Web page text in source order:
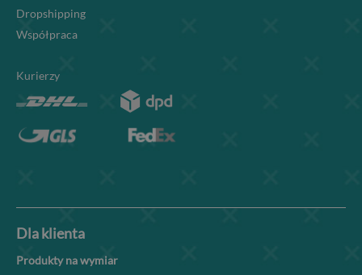
Dropshipping
Współpraca
Kurierzy
Dla klienta
Produkty na wymiar